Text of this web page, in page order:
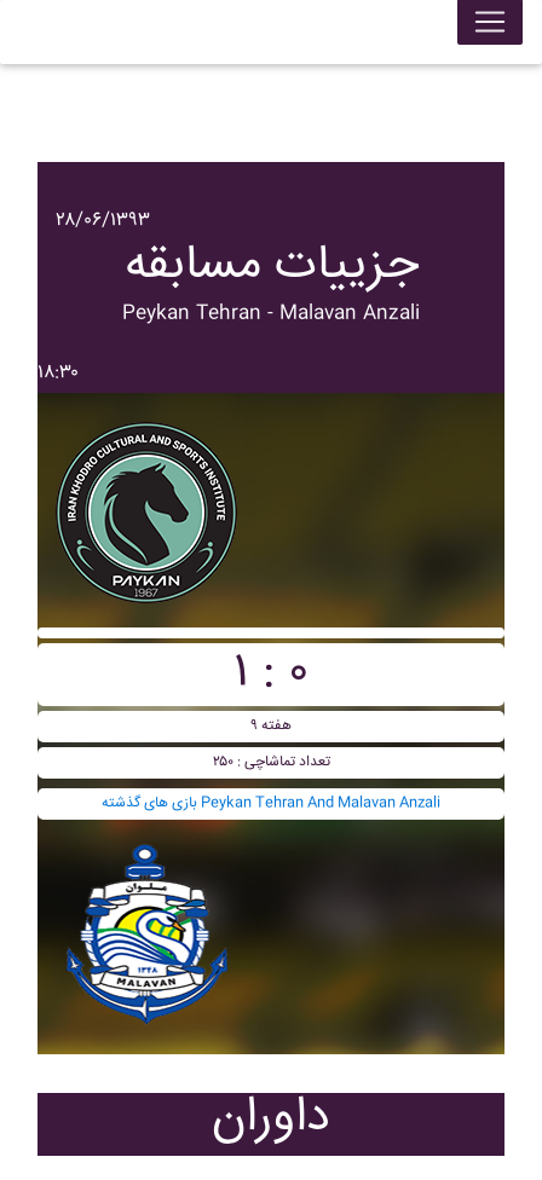
۲۸/۰۶/۱۳۹۳
جزییات مسابقه
Peykan Tehran - Malavan Anzali
۱۸:۳۰
۱ : ۰
هفته ۹
تعداد تماشاچی : ۲۵۰
بازی های گذشته Peykan Tehran And Malavan Anzali
داوران